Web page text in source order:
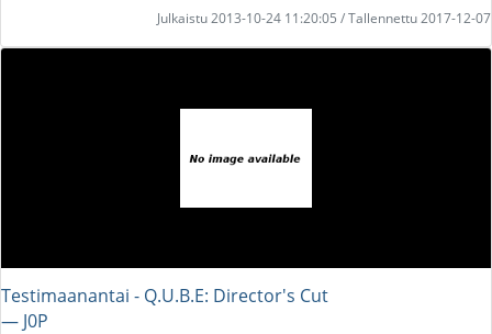
Julkaistu 2013-10-24 11:20:05 / Tallennettu 2017-12-07
Testimaanantai - Q.U.B.E: Director's Cut
― J0P